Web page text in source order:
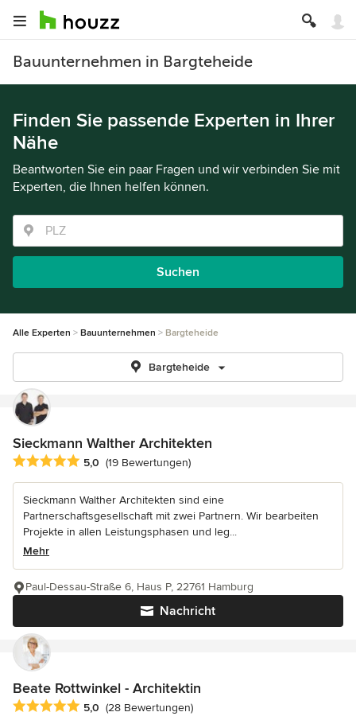
Bauunternehmen in Bargteheide
Finden Sie passende Experten in Ihrer
Nähe
Beantworten Sie ein paar Fragen und wir verbinden Sie mit
Experten, die Ihnen helfen können.
Suchen
Alle Experten Bauunternehmen Bargteheide
Bargteheide
Sieckmann Walther Architekten
Durchschnittliche Bewertung: 5 von 5 Sternen
5,0 (19 Bewertungen)
Sieckmann Walther Architekten sind eine
Partnerschaftsgesellschaft mit zwei Partnern. Wir bearbeiten
Projekte in allen Leistungsphasen und leg...
Mehr
Nachricht
Paul-Dessau-Straße 6, Haus P, 22761 Hamburg
Beate Rottwinkel - Architektin
Durchschnittliche Bewertung: 5 von 5 Sternen
5,0 (28 Bewertungen)